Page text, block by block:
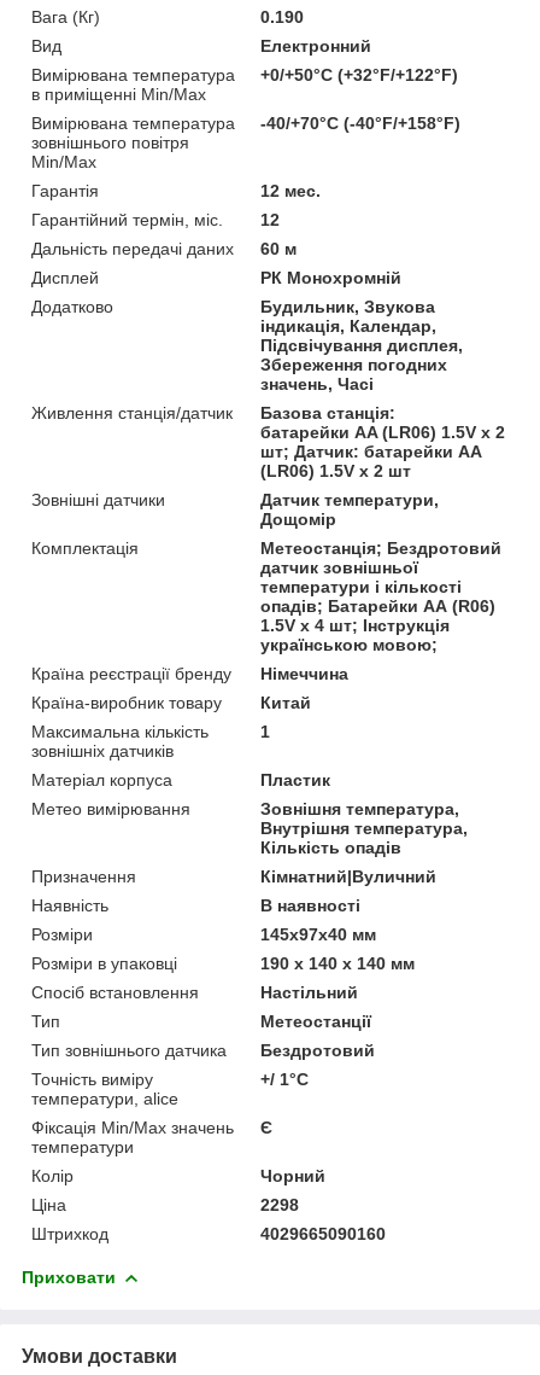
Вага (Кг)
0.190
Вид
Електронний
Вимірювана температура
в приміщенні Min/Max
+0/+50°C (+32°F/+122°F)
Вимірювана температура
зовнішнього повітря
Min/Max
-40/+70°C (-40°F/+158°F)
Гарантія
12 мес.
Гарантійний термін, міс.
12
Дальність передачі даних
60 м
Дисплей
РК Монохромній
Додатково
Будильник, Звукова
індикація, Календар,
Підсвічування дисплея,
Збереження погодних
значень, Часі
Живлення станція/датчик
Базова станція:
батарейки АA (LR06) 1.5V х 2
шт; Датчик: батарейки АA
(LR06) 1.5V х 2 шт
Зовнішні датчики
Датчик температури,
Дощомір
Комплектація
Метеостанція; Бездротовий
датчик зовнішньої
температури і кількості
опадів; Батарейки AA (R06)
1.5V х 4 шт; Інструкція
українською мовою;
Країна реєстрації бренду
Німеччина
Країна-виробник товару
Китай
Максимальна кількість
зовнішніх датчиків
1
Матеріал корпуса
Пластик
Метео вимірювання
Зовнішня температура,
Внутрішня температура,
Кількість опадів
Призначення
Кімнатний|Вуличний
Наявність
В наявності
Розміри
145х97х40 мм
Розміри в упаковці
190 х 140 х 140 мм
Спосіб встановлення
Настільний
Тип
Метеостанції
Тип зовнішнього датчика
Бездротовий
Точність виміру
температури, alice
+/ 1°С
Фіксація Min/Max значень
температури
Є
Колір
Чорний
Ціна
2298
Штрихкод
4029665090160
Приховати
Умови доставки